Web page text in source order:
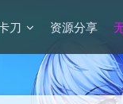
刀 资源分享